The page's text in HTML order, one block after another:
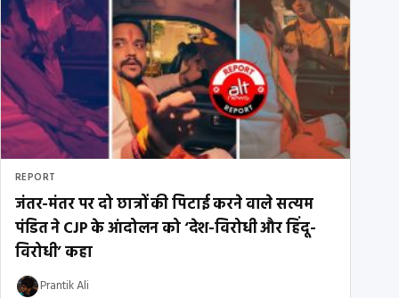
REPORT
जंतर-मंतर पर दो छात्रों की पिटाई करने वाले सत्यम
पंडित ने CJP के आंदोलन को ‘देश-विरोधी और हिंदू-
विरोधी’ कहा
Prantik Ali